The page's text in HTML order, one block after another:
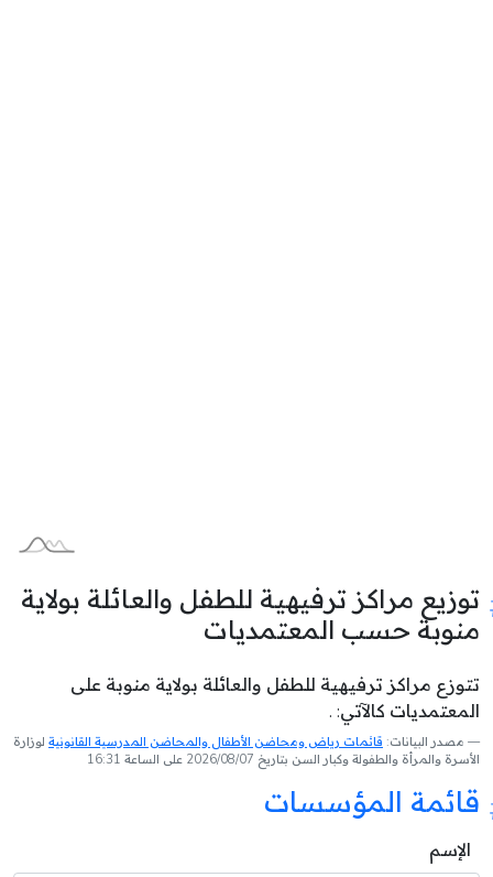
توزيع مراكز ترفيهية للطفل والعائلة بولاية
منوبة حسب المعتمديات
تتوزع مراكز ترفيهية للطفل والعائلة بولاية منوبة على
المعتمديات كالآتي: .
مصدر البيانات: قائمات رياض ومحاضن الأطفال والمحاضن المدرسية القانونية لوزارة
الأسرة والمرأة والطفولة وكبار السن بتاريخ 2026/08/07 على الساعة 16:31
قائمة المؤسسات
الإسم